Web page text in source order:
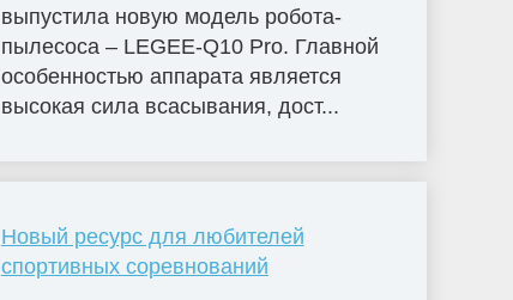
выпустила новую модель робота-
пылесоса – LEGEE-Q10 Pro. Главной
особенностью аппарата является
высокая сила всасывания, дост...
Новый ресурс для любителей
спортивных соревнований